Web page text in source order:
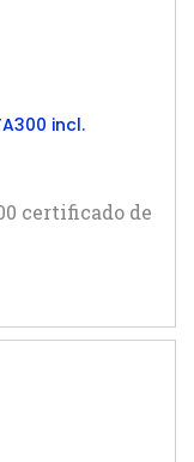
incl.
certificado de